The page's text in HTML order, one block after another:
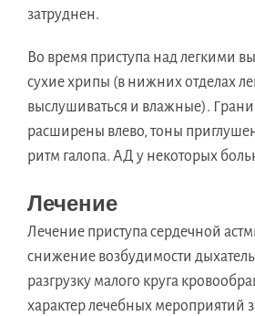
затруднен.
Во время приступа над легкими
сухие хрипы (в нижних отделах
выслушиваться и влажные).
расширены влево, тоны
ритм галопа. АД у некоторых
Лечение
Лечение приступа сердечной
снижение возбудимости
разгрузку малого круга
характер лечебных мероприятий